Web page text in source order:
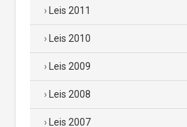
Leis 2011
Leis 2010
Leis 2009
Leis 2008
Leis 2007